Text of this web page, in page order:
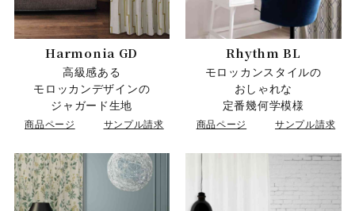
Harmonia GD
高級感ある
モロッカンデザインの
ジャガード生地
商品ページ サンプル請求
Rhythm BL
モロッカンスタイルの
おしゃれな
定番幾何学模様
商品ページ サンプル請求